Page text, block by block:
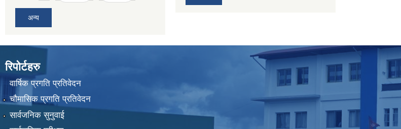
अन्य
रिपोर्टहरु
वार्षिक प्रगति प्रतिवेदन
चौमासिक प्रगति प्रतिवेदन
सार्वजनिक सुनुवाई